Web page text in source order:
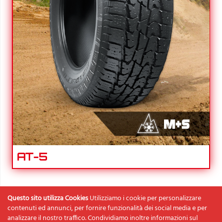
AT-5
Fintyre S.p.A.
Questo sito utilizza CookiesUtilizziamo i cookie per personalizzare
contenuti ed annunci, per fornire funzionalità dei social media e per
analizzare il nostro traffico. Condividiamo inoltre informazioni sul